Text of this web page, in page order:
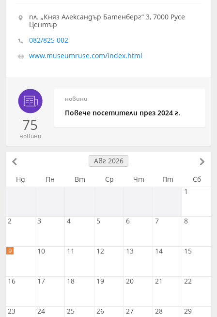
пл. „Княз Александър Батенберг“ 3, 7000 Русе
Център
082/825 002
www.museumruse.com/index.html
75
новини
новини
Повече посетители през 2024 г.
Авг 2026
Нд
Пн Вт Ср Чт Пт
Сб
1
2 3 4 5 6 7 8
9 10 11 12 13 14 15
16 17 18 19 20 21 22
23 24 25 26 27 28 29